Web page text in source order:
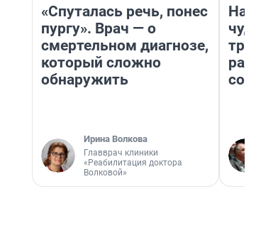
«Спуталась речь, понес
пургу». Врач — о
смертельном диагнозе,
который сложно
обнаружить
Ирина Волкова
Главврач клиники
«Реабилитация доктора
Волковой»